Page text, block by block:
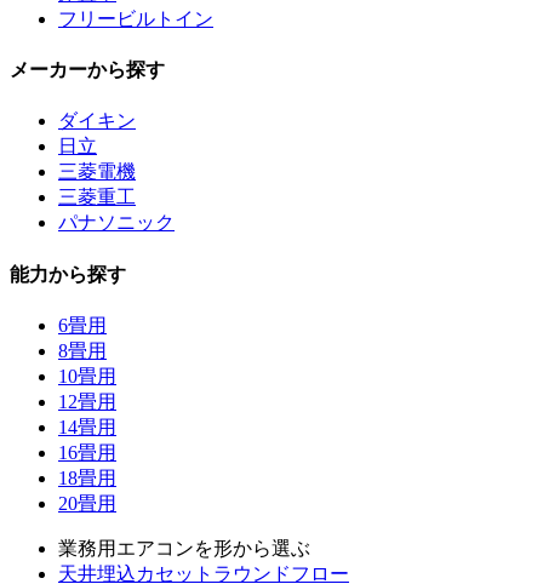
フリービルトイン
メーカーから探す
ダイキン
日立
三菱電機
三菱重工
パナソニック
能力から探す
6畳用
8畳用
10畳用
12畳用
14畳用
16畳用
18畳用
20畳用
業務用エアコンを形から選ぶ
天井埋込カセットラウンドフロー